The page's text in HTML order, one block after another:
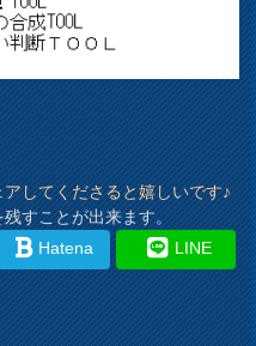
してくださると嬉しいです♪
すことが出来ます。
Hatena LINE